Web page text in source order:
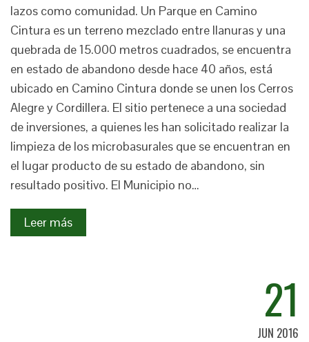
lazos como comunidad. Un Parque en Camino
Cintura es un terreno mezclado entre llanuras y una
quebrada de 15.000 metros cuadrados, se encuentra
en estado de abandono desde hace 40 años, está
ubicado en Camino Cintura donde se unen los Cerros
Alegre y Cordillera. El sitio pertenece a una sociedad
de inversiones, a quienes les han solicitado realizar la
limpieza de los microbasurales que se encuentran en
el lugar producto de su estado de abandono, sin
resultado positivo. El Municipio no…
Leer más
21
JUN 2016